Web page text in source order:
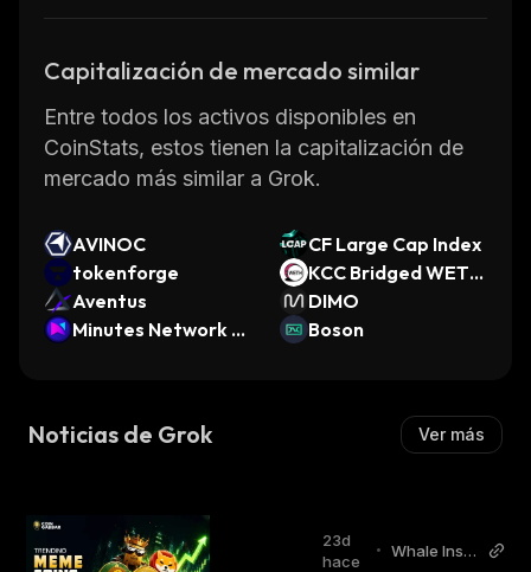
being able to transact securely on the
several security measures such as multi-
signature wallets and secure storage
solutions.
Overall, Grok is a powerful platform that
manage data without relying on third-party
intermediaries. Its decentralized nature
ensures that user data remains private and
secure while providing developers with tools
Capitalización de mercado similar
Entre todos los activos disponibles en
CoinStats, estos tienen la capitalización de
mercado más similar a Grok.
AVINOC
CF Large Cap Index
tokenforge
KCC Bridged WETH
(Kucoin Community
Chain)
Aventus
DIMO
Minutes Network T
Boson
Noticias de Grok Ver más
23d
hace
• Whale Insid